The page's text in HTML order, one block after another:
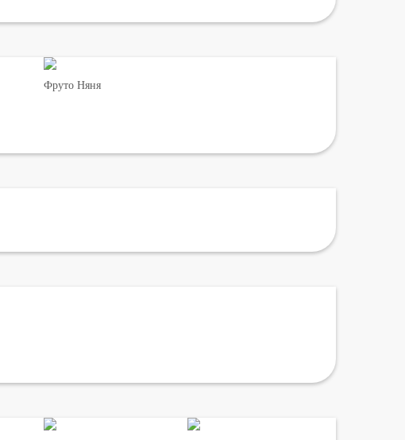
Фруто Няня